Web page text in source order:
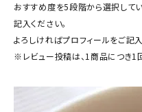
商品カテゴリー
お酒別オススメ
価格別
おすすめ度を5段階から選択して
記入ください。
よろしければプロフィールをご記入
※レビュー投稿は、1商品につき1